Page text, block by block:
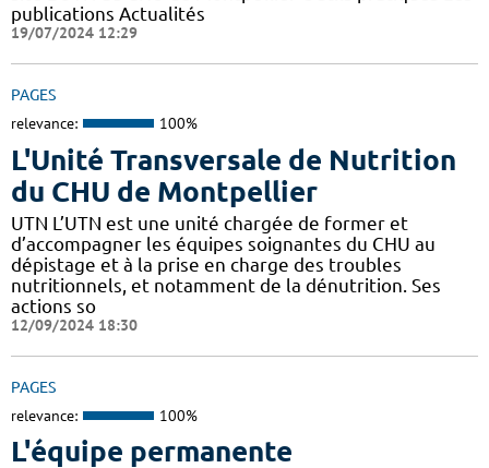
publications Actualités
19/07/2024 12:29
PAGES
relevance: 100%
L'Unité Transversale de Nutrition
du CHU de Montpellier
UTN L’UTN est une unité chargée de former et
d’accompagner les équipes soignantes du CHU au
dépistage et à la prise en charge des troubles
nutritionnels, et notamment de la dénutrition. Ses
actions so
12/09/2024 18:30
PAGES
relevance: 100%
L'équipe permanente